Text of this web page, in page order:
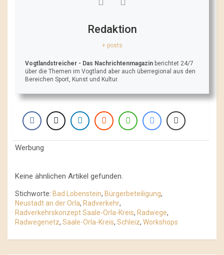
Redaktion
+ posts
Vogtlandstreicher - Das Nachrichtenmagazin berichtet 24/7
über die Themen im Vogtland aber auch überregional aus den
Bereichen Sport, Kunst und Kultur.
Werbung
Keine ähnlichen Artikel gefunden.
Stichworte: Bad Lobenstein, Bürgerbeteiligung,
Neustadt an der Orla, Radverkehr,
Radverkehrskonzept Saale-Orla-Kreis, Radwege,
Radwegenetz, Saale-Orla-Kreis, Schleiz, Workshops